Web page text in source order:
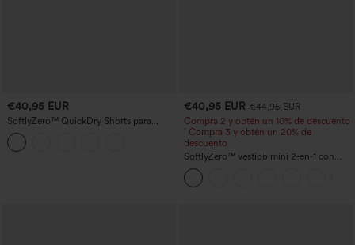
€40,95 EUR
SoftlyZero™ QuickDry Shorts para
correr 2 en 1 de 5'' con bolsillos — talle
alto, control de abdomen, puntos
reflectantes y dobladillo cruzado
€40,95 EUR €44,95 EUR
Compra 2 y obtén un 10% de descuento
| Compra 3 y obtén un 20% de
descuento
SoftlyZero™ vestido mini 2‑en‑1 con
escote en U aireado y bolsillos,
InstantCool, para baile y actividad —
facilísimo